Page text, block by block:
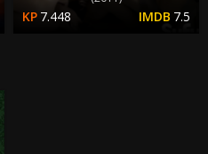
7.448 7.5